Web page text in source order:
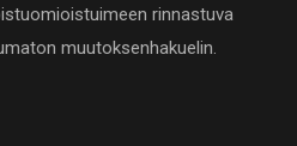
rinnastuva
muutoksenhakuelin.